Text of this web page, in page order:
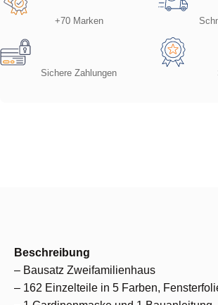
+70 Marken
Sichere Zahlungen
Beschreibung
– Bausatz Zweifamilienhaus
– 162 Einzelteile in 5 Farben,